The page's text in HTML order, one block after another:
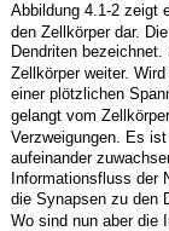
Abbildung 4.1-2 zeigt
den Zellkörper dar.
Dendriten
Zellkörper weiter.
einer plötzlichen
gelangt vom
Verzweigungen. Es
aufeinander
Informationsfluss der
die Synapsen zu den
Wo sind nun aber die